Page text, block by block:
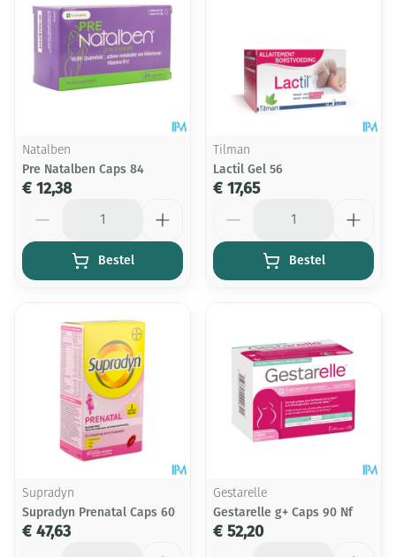
Natalben
Pre Natalben Caps 84
€ 12,38
Bestel
Tilman
Lactil Gel 56
€ 17,65
Bestel
Supradyn
Supradyn Prenatal Caps 60
€ 47,63
Gestarelle
Gestarelle g+ Caps 90 Nf
€ 52,20